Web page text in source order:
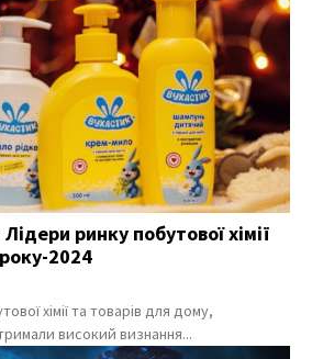
ринку побутової хімії
2024
хімії та товарів для дому,
високий визнання...